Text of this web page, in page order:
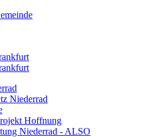
Niederrad
Hoffnung
Niederrad - ALSO